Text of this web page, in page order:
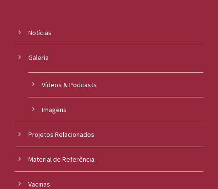
Notícias
Galeria
Vídeos & Podcasts
Imagens
Projetos Relacionados
Material de Referência
Vacinas